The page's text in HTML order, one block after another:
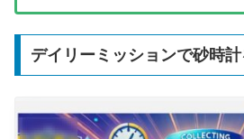
デイリーミッションで砂時